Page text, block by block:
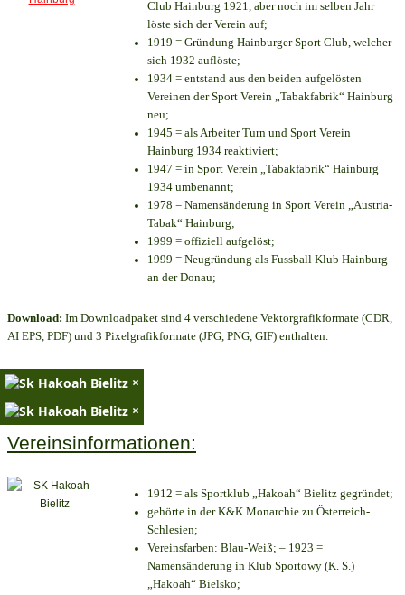
Club Hainburg 1921, aber noch im selben Jahr
löste sich der Verein auf;
1919 = Gründung Hainburger Sport Club, welcher
sich 1932 auflöste;
1934 = entstand aus den beiden aufgelösten
Vereinen der Sport Verein „Tabakfabrik“ Hainburg
neu;
1945 = als Arbeiter Turn und Sport Verein
Hainburg 1934 reaktiviert;
1947 = in Sport Verein „Tabakfabrik“ Hainburg
1934 umbenannt;
1978 = Namensänderung in Sport Verein „Austria-
Tabak“ Hainburg;
1999 = offiziell aufgelöst;
1999 = Neugründung als Fussball Klub Hainburg
an der Donau;
Download: Im Downloadpaket sind 4 verschiedene Vektorgrafikformate (CDR,
AI EPS, PDF) und 3 Pixelgrafikformate (JPG, PNG, GIF) enthalten.
×
×
Vereinsinformationen:
1912 = als Sportklub „Hakoah“ Bielitz gegründet;
gehörte in der K&K Monarchie zu Österreich-
Schlesien;
Vereinsfarben: Blau-Weiß; – 1923 =
Namensänderung in Klub Sportowy (K. S.)
„Hakoah“ Bielsko;